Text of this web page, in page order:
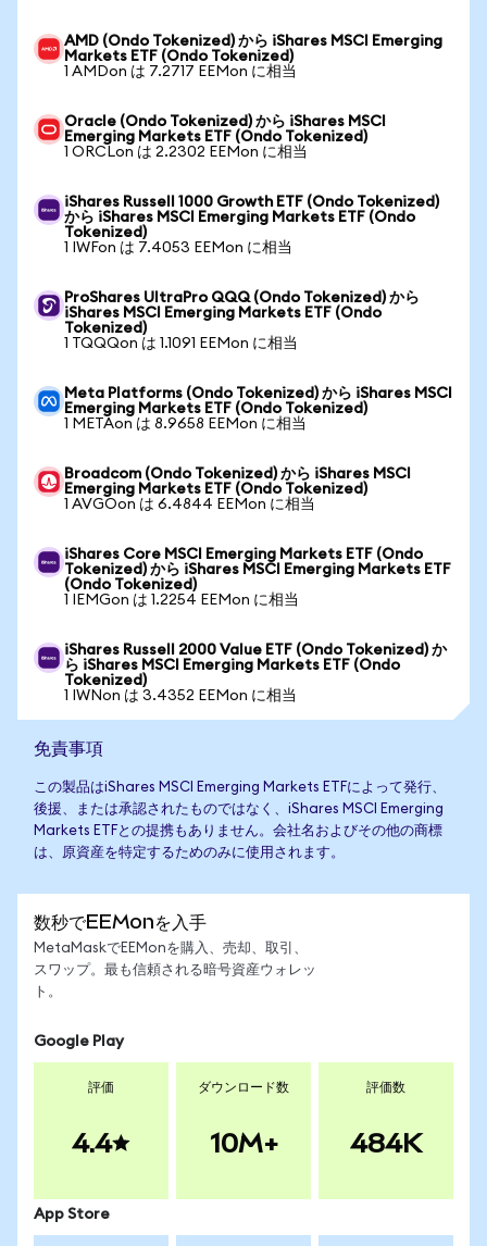
AMD (Ondo Tokenized) から iShares MSCI Emerging
Markets ETF (Ondo Tokenized)
1 AMDon は 7.2717 EEMon に相当
Oracle (Ondo Tokenized) から iShares MSCI
Emerging Markets ETF (Ondo Tokenized)
1 ORCLon は 2.2302 EEMon に相当
iShares Russell 1000 Growth ETF (Ondo Tokenized)
から iShares MSCI Emerging Markets ETF (Ondo
Tokenized)
1 IWFon は 7.4053 EEMon に相当
ProShares UltraPro QQQ (Ondo Tokenized) から
iShares MSCI Emerging Markets ETF (Ondo
Tokenized)
1 TQQQon は 1.1091 EEMon に相当
Meta Platforms (Ondo Tokenized) から iShares MSCI
Emerging Markets ETF (Ondo Tokenized)
1 METAon は 8.9658 EEMon に相当
Broadcom (Ondo Tokenized) から iShares MSCI
Emerging Markets ETF (Ondo Tokenized)
1 AVGOon は 6.4844 EEMon に相当
iShares Core MSCI Emerging Markets ETF (Ondo
Tokenized) から iShares MSCI Emerging Markets ETF
(Ondo Tokenized)
1 IEMGon は 1.2254 EEMon に相当
iShares Russell 2000 Value ETF (Ondo Tokenized) か
ら iShares MSCI Emerging Markets ETF (Ondo
Tokenized)
1 IWNon は 3.4352 EEMon に相当
免責事項
この製品はiShares MSCI Emerging Markets ETFによって発行、
後援、または承認されたものではなく、iShares MSCI Emerging
Markets ETFとの提携もありません。会社名およびその他の商標
は、原資産を特定するためのみに使用されます。
数秒でEEMonを入手
MetaMaskでEEMonを購入、売却、取引、
スワップ。最も信頼される暗号資産ウォレッ
ト。
Google Play
評価
4.4
ダウンロード数
10M+
評価数
484K
App Store